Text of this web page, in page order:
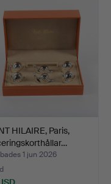
HILAIRE, Paris,
1 jun 2026